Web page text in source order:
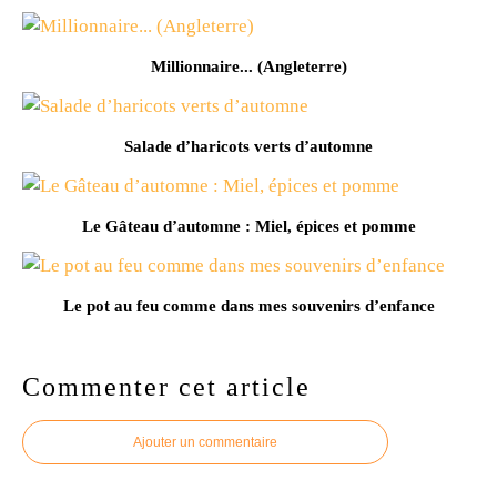
Millionnaire... (Angleterre)
Salade d’haricots verts d’automne
Le Gâteau d’automne : Miel, épices et pomme
Le pot au feu comme dans mes souvenirs d’enfance
Commenter cet article
Ajouter un commentaire